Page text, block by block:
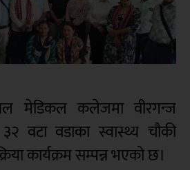
मेडिकल कलेजमा वीरगन्ज
वटा वडाका स्वास्थ्य चौकी
कार्यक्रम सम्पन्न भएको छ।